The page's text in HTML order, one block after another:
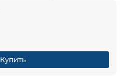
Купить